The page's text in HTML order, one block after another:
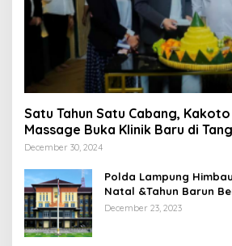
Satu Tahun Satu Cabang,
Massage Buka Klinik Baru di
December 30, 2024
Polda Lampung
Natal &Tahun Barun
Saat Melintas di -Titik
December 23, 2023